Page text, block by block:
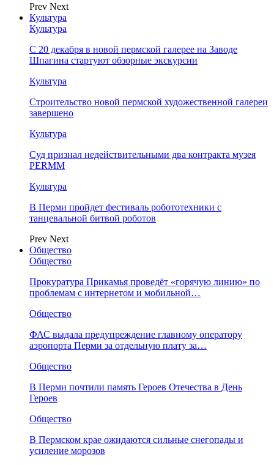
Prev Next
Культура
Культура
С 20 декабря в новой пермской галерее на Заводе
Шпагина стартуют обзорные экскурсии
Культура
Строительство новой пермской художественной галереи
завершено
Культура
Суд признал недействительными два контракта музея
PERMM
Культура
В Перми пройдет фестиваль робототехники с
танцевальной битвой роботов
Prev Next
Общество
Общество
Прокуратура Прикамья проведёт «горячую линию» по
проблемам с интернетом и мобильной…
Общество
ФАС выдала предупреждение главному оператору
аэропорта Перми за отдельную плату за…
Общество
В Перми почтили память Героев Отечества в День
Героев
Общество
В Пермском крае ожидаются сильные снегопады и
усиление морозов